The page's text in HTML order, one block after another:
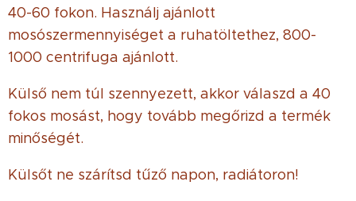
40-60 fokon. Használj ajánlott
mosószermennyiséget a ruhatöltethez, 800-
1000 centrifuga ajánlott.
Külső nem túl szennyezett, akkor válaszd a 40
fokos mosást, hogy tovább megőrizd a termék
minőségét.
Külsőt ne szárítsd tűző napon, radiátoron!